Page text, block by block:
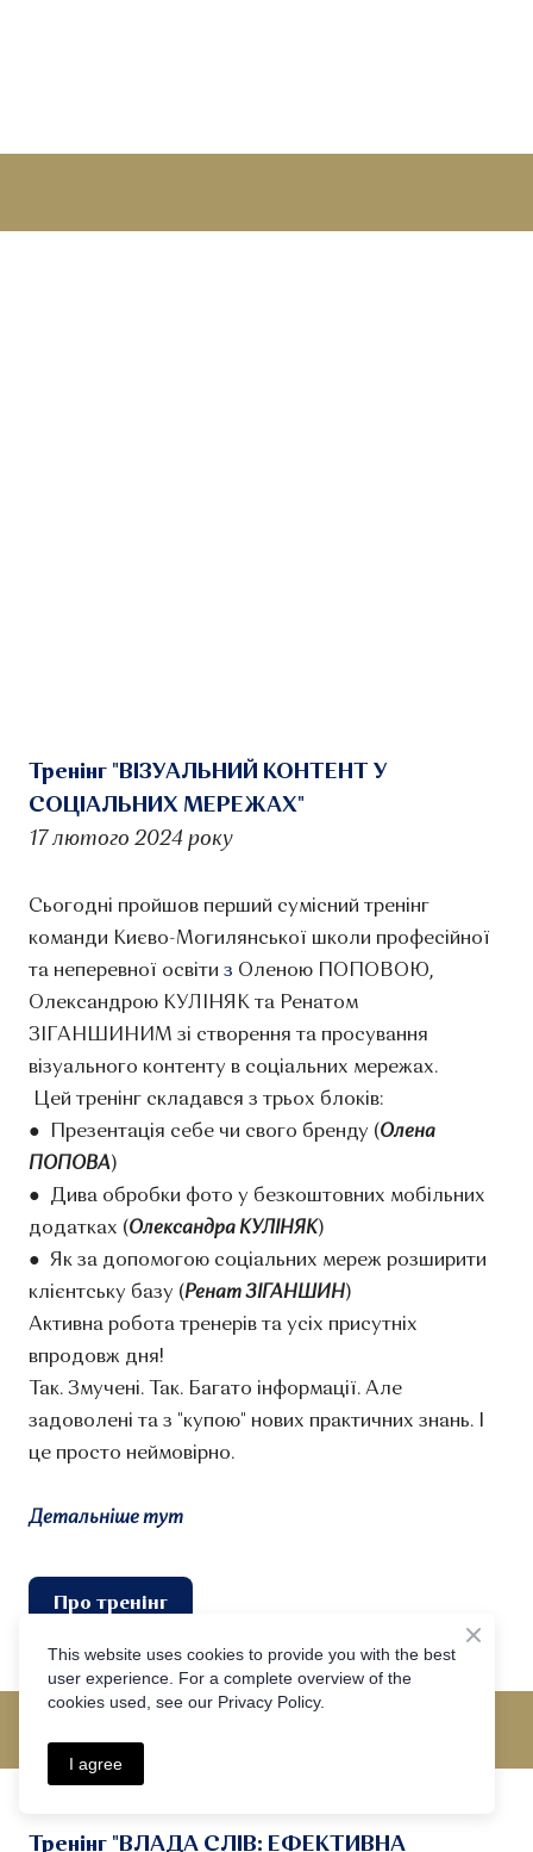
Тренінг "ВІЗУАЛЬНИЙ КОНТЕНТ У
СОЦІАЛЬНИХ МЕРЕЖАХ"
17 лютого 2024 року
Сьогодні пройшов перший сумісний тренінг
команди Києво-Могилянської школи професійної
та неперевної освіти з Оленою ПОПОВОЮ,
Олександрою КУЛІНЯК та Ренатом
ЗІГАНШИНИМ зі створення та просування
візуального контенту в соціальних мережах.
Цей тренінг складався з трьох блоків:
● Презентація себе чи свого бренду (Олена
ПОПОВА)
● Дива обробки фото у безкоштовних мобільних
додатках (Олександра КУЛІНЯК)
● Як за допомогою соціальних мереж розширити
клієнтську базу (Ренат ЗІГАНШИН)
Активна робота тренерів та усіх присутніх
впродовж дня!
Так. Змучені. Так. Багато інформації. Але
задоволені та з "купою" нових практичних знань. І
це просто неймовірно.
Детальніше тут
Про тренінг
Тренінг "ВЛАДА СЛІВ: ЕФЕКТИВНА
This website uses cookies to provide you with the best
user experience. For a complete overview of the
cookies used, see our Privacy Policy.
I agree